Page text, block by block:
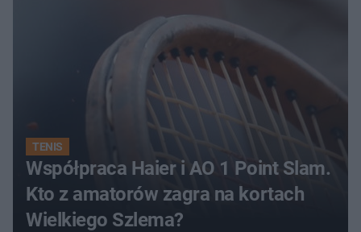
TENIS
Współpraca Haier i AO 1 Point Slam.
Kto z amatorów zagra na kortach
Wielkiego Szlema?